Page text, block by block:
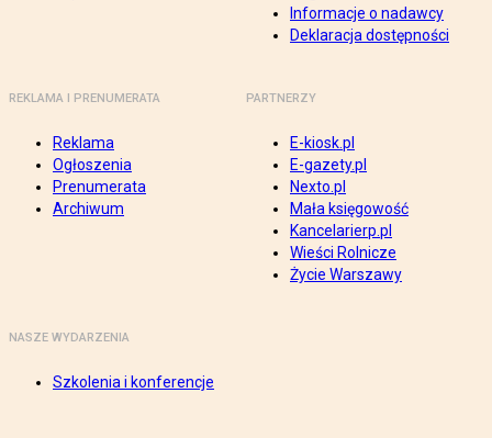
Informacje o nadawcy
Deklaracja dostępności
REKLAMA I PRENUMERATA
Reklama
Ogłoszenia
Prenumerata
Archiwum
PARTNERZY
E-kiosk.pl
E-gazety.pl
Nexto.pl
Mała księgowość
Kancelarierp.pl
Wieści Rolnicze
Życie Warszawy
NASZE WYDARZENIA
Szkolenia i konferencje